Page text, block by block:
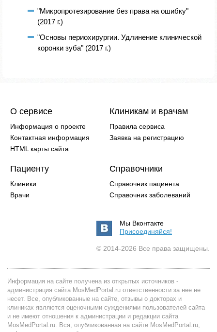
"Микропротезирование без права на ошибку"
(2017 г.)
"Основы периохирургии. Удлинение клинической
коронки зуба" (2017 г.)
О сервисе
Информация о проекте
Контактная информация
HTML карты сайта
Клиникам и врачам
Правила сервиса
Заявка на регистрацию
Пациенту
Клиники
Врачи
Справочники
Справочник пациента
Справочник заболеваний
Мы Вконтакте
Присоединяйся!
© 2014-2026 Все права защищены.
Информация на сайте получена из открытых источников -
администрация сайта MosMedPortal.ru ответственности за нее не
несет. Все, опубликованные на сайте, отзывы о докторах и
клиниках являются оценочными суждениями пользователей сайта
и не имеют отношения к администрации и редакции сайта
MosMedPortal.ru. Вся, опубликованная на сайте MosMedPortal.ru,